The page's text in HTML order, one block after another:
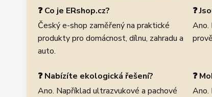
❓ Co je ERshop.cz?
Český e-shop zaměřený na praktické
produkty pro domácnost, dílnu, zahradu a
auto.
❓
Ano.
❓ Nabízíte ekologická řešení?
Ano. Například ultrazvukové a pachové
❓
Ano.